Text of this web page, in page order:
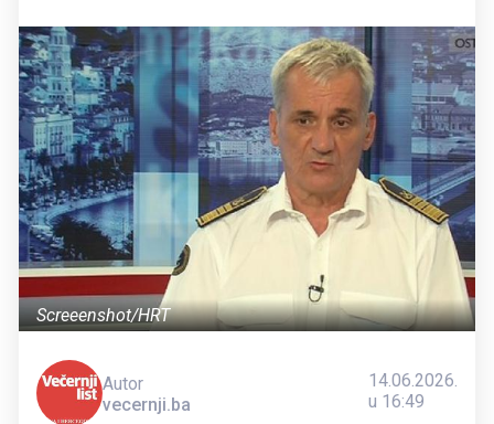
Screeenshot/HRT
Autor
vecernji.ba
14.06.2026.
u 16:49